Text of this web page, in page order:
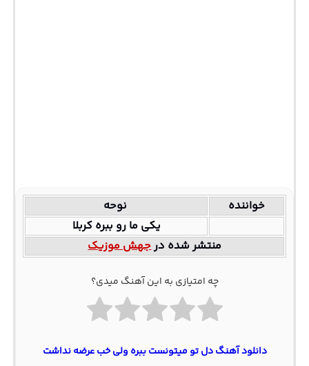
خواننده
نوحه
یکی ما رو ببره کربلا
منتشر شده درجهش موزیک
چه امتیازی به این آهنگ میدی؟
دانلود آهنگ دل تو میتونست ببره ولی خب عرضه نداشت